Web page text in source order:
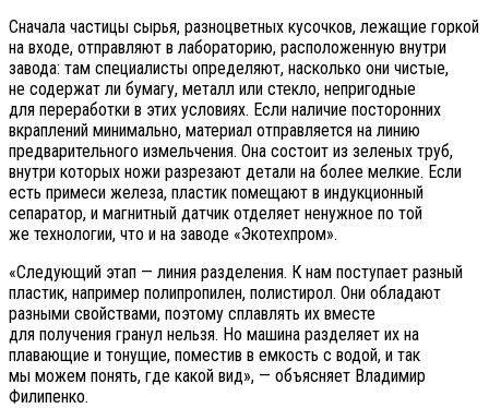
Сначала частицы сырья, разноцветных кусочков, лежащие горкой
на входе, отправляют в лабораторию, расположенную внутри
завода: там специалисты определяют, насколько они чистые,
не содержат ли бумагу, металл или стекло, непригодные
для переработки в этих условиях. Если наличие посторонних
вкраплений минимально, материал отправляется на линию
предварительного измельчения. Она состоит из зеленых труб,
внутри которых ножи разрезают детали на более мелкие. Если
есть примеси железа, пластик помещают в индукционный
сепаратор, и магнитный датчик отделяет ненужное по той
же технологии, что и на заводе «Экотехпром».
«Следующий этап — линия разделения. К нам поступает разный
пластик, например полипропилен, полистирол. Они обладают
разными свойствами, поэтому сплавлять их вместе
для получения гранул нельзя. Но машина разделяет их на
плавающие и тонущие, поместив в емкость с водой, и так
мы можем понять, где какой вид», — объясняет Владимир
Филипенко.